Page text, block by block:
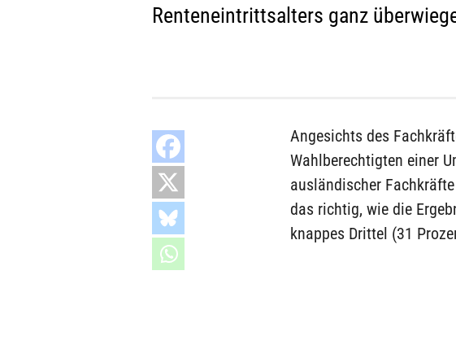
Renteneintrittsalters ganz
Angesichts des
Wahlberechtigten einer
ausländischer
das richtig, wie die
knappes Drittel (31